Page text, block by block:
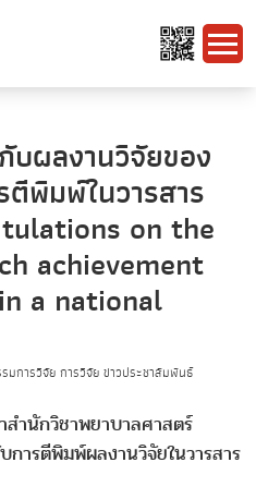
ผลงานวิจัยของ
พิมพ์ในวารสาร
on the
achievement
a national
การวิจัย การวิจัย ข่าวประชาสัมพันธ์
ำนักวิชาพยาบาลศาสตร์
ารตีพิมพ์ผลงานวิจัยในวารสาร